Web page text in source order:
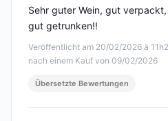
Veröffentlicht am 20/02/2026 à
nach einem Kauf von 09/02/2026
Sehr guter Wein, gut
gut getrunken!!
Übersetzte Bewertungen